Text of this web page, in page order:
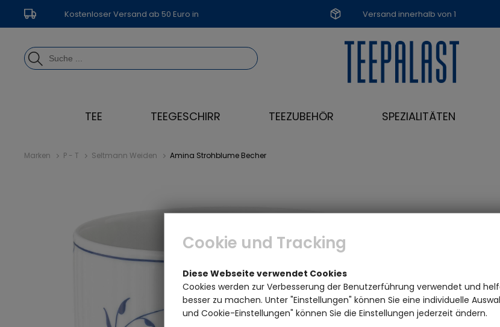
Kostenloser Versand ab 50 Euro in Versand innerhalb von 1
Werktag
TEE TEEGESCHIRR TEEZUBEHÖR SPEZIALITÄTEN
Marken P - T Seltmann Weiden Amina Strohblume Becher
Cookie und Tracking
Diese Webseite verwendet Cookies
Cookies werden zur Verbesserung der Benutzerführung verwendet und
besser zu machen. Unter "Einstellungen" können Sie eine individuelle
und Cookie-Einstellungen" können Sie die Einstellungen jederzeit ändern.